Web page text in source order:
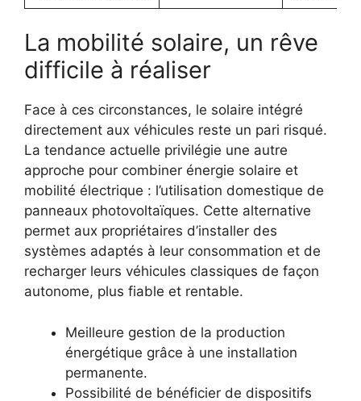
La mobilité solaire, un rêve
difficile à réaliser
Face à ces circonstances, le solaire intégré
directement aux véhicules reste un pari risqué.
La tendance actuelle privilégie une autre
approche pour combiner énergie solaire et
mobilité électrique : l’utilisation domestique de
panneaux photovoltaïques. Cette alternative
permet aux propriétaires d’installer des
systèmes adaptés à leur consommation et de
recharger leurs véhicules classiques de façon
autonome, plus fiable et rentable.
Meilleure gestion de la production
énergétique grâce à une installation
permanente.
Possibilité de bénéficier de dispositifs